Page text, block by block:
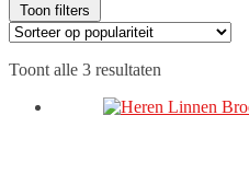
Toon filters
Toont alle 3 resultaten
populariteit